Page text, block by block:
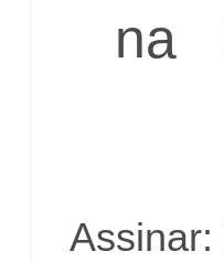
na
Assinar: